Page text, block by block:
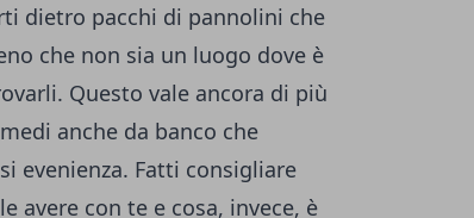
dietro pacchi di pannolini che
che non sia un luogo dove è
Questo vale ancora di più
anche da banco che
evenienza. Fatti consigliare
avere con te e cosa, invece, è